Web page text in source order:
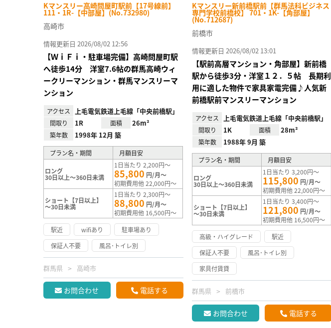
Kマンスリー高崎問屋町駅前【17号線前】
111・1R-【中部屋】(No.732980)
高崎市
情報更新日 2026/08/02 12:56
【ＷｉＦｉ・駐車場完備】高崎問屋町駅
へ徒歩14分 洋室7.6帖の群馬高崎ウィ
ークリーマンション・群馬マンスリーマ
ンション
アクセス 上毛電気鉄道上毛線「中央前橋駅」
間取り 1R 面積 26m²
築年数 1998年 12月 築
プラン名・期間 月額目安
ロング
30日以上～360日未満
1日当たり 2,200円～
85,800 円/月～
初期費用他 22,000円～
ショート【7日以上】
～30日未満
1日当たり 2,300円～
88,800 円/月～
初期費用他 16,500円～
駅近
wifiあり
駐車場あり
保証人不要
風呂･トイレ別
群馬県 高崎市
お問合わせ 電話する
Kマンスリー新前橋駅前【群馬法科ビジネス
専門学校前橋校】 701・1K-【角部屋】
(No.712687)
前橋市
情報更新日 2026/08/02 13:01
【駅前高層マンション・角部屋】新前橋
駅から徒歩3分・洋室１２．５帖 長期利
用に適した物件で家具家電完備♪人気新
前橋駅前マンスリーマンション
アクセス 上毛電気鉄道上毛線「中央前橋駅」
間取り 1K 面積 28m²
築年数 1988年 9月 築
プラン名・期間 月額目安
ロング
30日以上～360日未満
1日当たり 3,200円～
115,800 円/月～
初期費用他 22,000円～
ショート【7日以上】
～30日未満
1日当たり 3,400円～
121,800 円/月～
初期費用他 16,500円～
高級・ハイグレード
駅近
保証人不要
風呂･トイレ別
家具付賃貸
群馬県 前橋市
お問合わせ 電話する